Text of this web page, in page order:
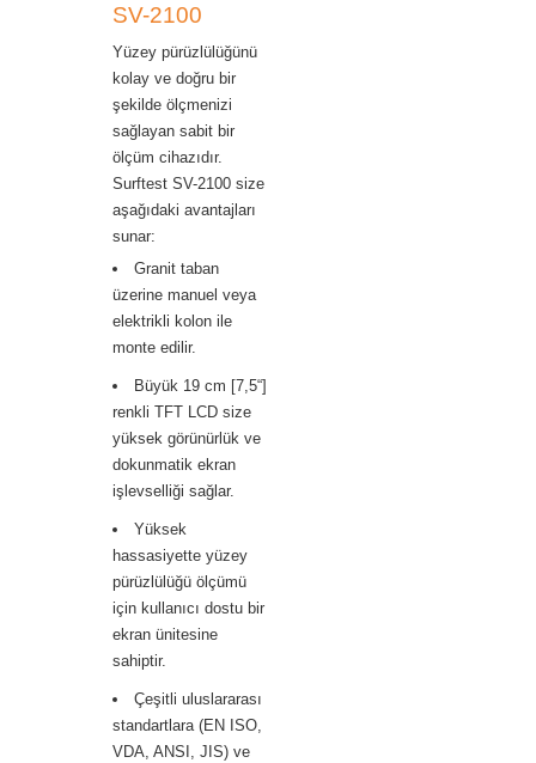
SV-2100
Yüzey pürüzlülüğünü
kolay ve doğru bir
şekilde ölçmenizi
sağlayan sabit bir
ölçüm cihazıdır.
Surftest SV-2100 size
aşağıdaki avantajları
sunar:
Granit taban
üzerine manuel veya
elektrikli kolon ile
monte edilir.
Büyük 19 cm [7,5“]
renkli TFT LCD size
yüksek görünürlük ve
dokunmatik ekran
işlevselliği sağlar.
Yüksek
hassasiyette yüzey
pürüzlülüğü ölçümü
için kullanıcı dostu bir
ekran ünitesine
sahiptir.
Çeşitli uluslararası
standartlara (EN ISO,
VDA, ANSI, JIS) ve